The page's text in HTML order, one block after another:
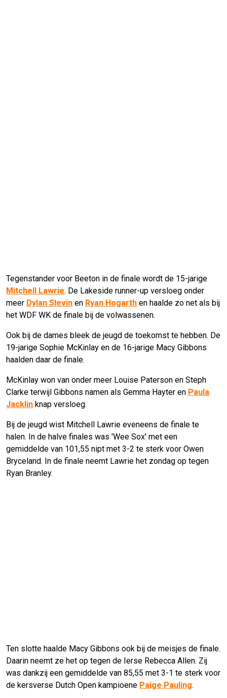
Tegenstander voor Beeton in de finale wordt de 15-jarige
Mitchell Lawrie. De Lakeside runner-up versloeg onder
meer Dylan Slevin en Ryan Hogarth en haalde zo net als bij
het WDF WK de finale bij de volwassenen.
Ook bij de dames bleek de jeugd de toekomst te hebben. De
19-jarige Sophie McKinlay en de 16-jarige Macy Gibbons
haalden daar de finale.
McKinlay won van onder meer Louise Paterson en Steph
Clarke terwijl Gibbons namen als Gemma Hayter en Paula
Jacklin knap versloeg.
Bij de jeugd wist Mitchell Lawrie eveneens de finale te
halen. In de halve finales was 'Wee Sox' met een
gemiddelde van 101,55 nipt met 3-2 te sterk voor Owen
Bryceland. In de finale neemt Lawrie het zondag op tegen
Ryan Branley.
Ten slotte haalde Macy Gibbons ook bij de meisjes de finale.
Daarin neemt ze het op tegen de Ierse Rebecca Allen. Zij
was dankzij een gemiddelde van 85,55 met 3-1 te sterk voor
de kersverse Dutch Open kampioene Paige Pauling.